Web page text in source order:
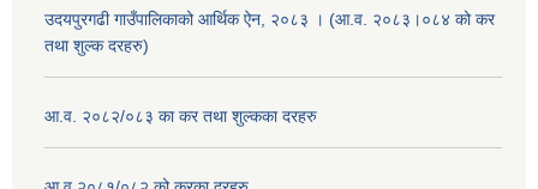
उदयपुरगढी गाउँपालिकाको आर्थिक ऐन, २०८३ । (आ.व. २०८३।०८४ को कर
तथा शुल्क दरहरु)
आ.व. २०८२/०८३ का कर तथा शुल्कका दरहरु